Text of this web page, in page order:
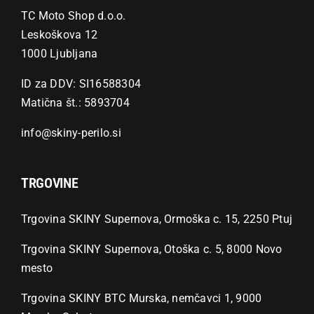
TC Moto Shop d.o.o.
Leskoškova 12
1000 Ljubljana
ID za DDV: SI16588304
Matična št.: 5893704
info@skiny-perilo.si
TRGOVINE
Trgovina SKINY Supernova, Ormoška c. 15, 2250 Ptuj
Trgovina SKINY Supernova, Otoška c. 5, 8000 Novo
mesto
Trgovina SKINY BTC Murska, nemčavci 1, 9000